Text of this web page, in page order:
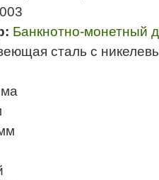
Банкнотно-монетный
сталь с